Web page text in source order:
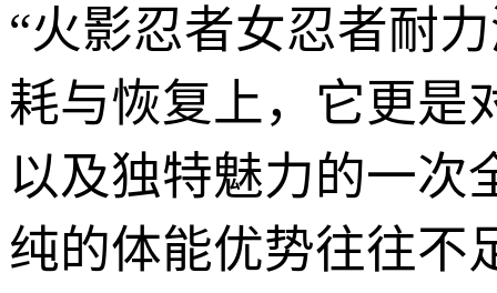
“火影忍者女忍者耐
耗与恢复上，它更是
以及独特魅力的一次
纯的体能优势往往不